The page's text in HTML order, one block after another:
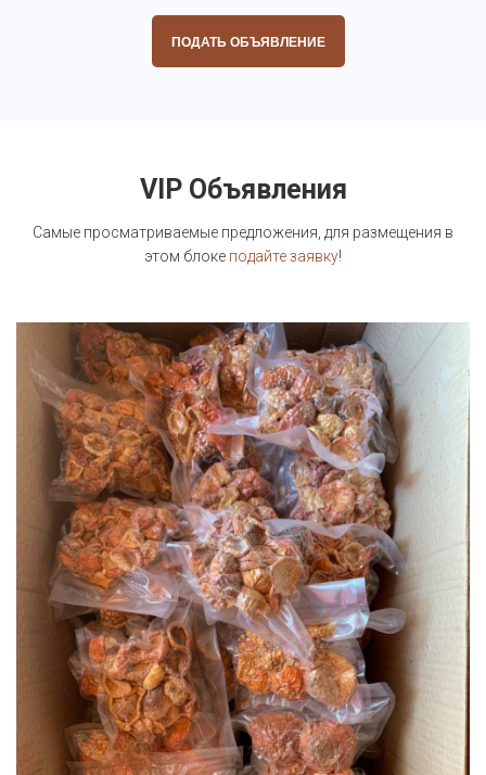
ПОДАТЬ ОБЪЯВЛЕНИЕ
VIP Объявления
Самые просматриваемые предложения, для размещения в
этом блоке подайте заявку!